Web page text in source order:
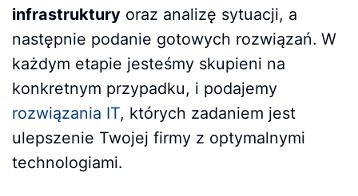
infrastruktury oraz analizę sytuacji, a
następnie podanie gotowych rozwiązań. W
każdym etapie jesteśmy skupieni na
konkretnym przypadku, i podajemy
rozwiązania IT, których zadaniem jest
ulepszenie Twojej firmy z optymalnymi
technologiami.